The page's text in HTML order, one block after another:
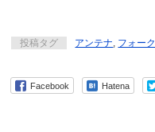
投稿タグ アンテナ フォーク
Facebook Hatena